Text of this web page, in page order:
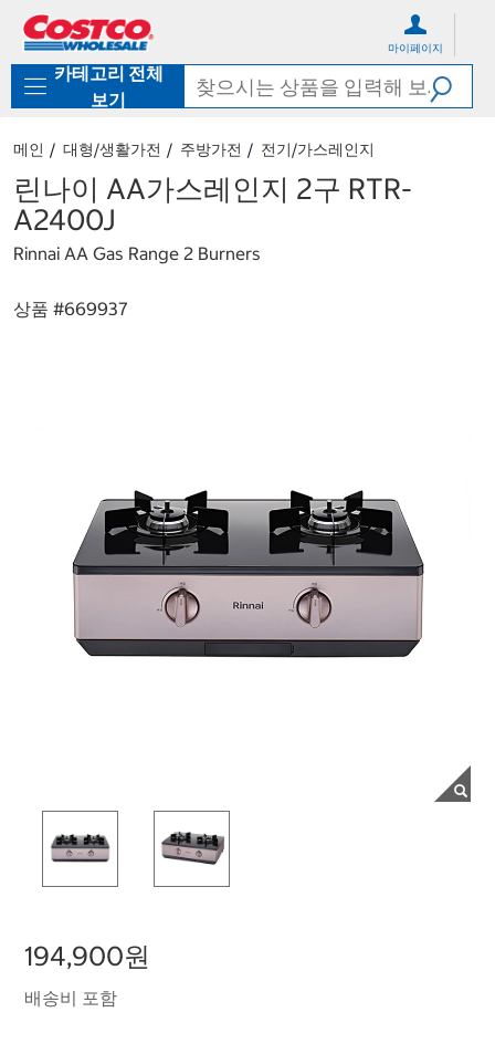
로
기
가
마이페이지
카테고리 전체
보기
메인 대형/생활가전 주방가전 전기/가스레인지
린나이 AA가스레인지 2구 RTR-
A2400J
Rinnai AA Gas Range 2 Burners
상품 #669937
194,900원
배송비 포함